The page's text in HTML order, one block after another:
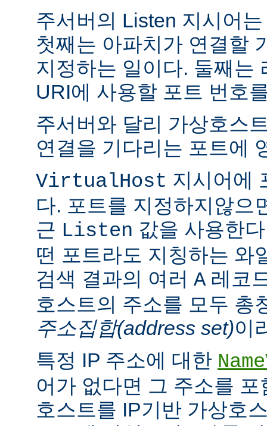
주서버의 Listen 지시어
첫째는 아파치가 연결할
지정하는 일이다. 둘째는
URI에 사용할 포트 번호
주서버와 달리 가상호스
연결을 기다리는 포트에
VirtualHost 지시어에
다. 포트를 지정하지않으
근 Listen 값을 사용한
떤 포트라도 지칭하는 와
검색 결과의 여러 A 레코
호스트의 주소를 모두 총
주소집합(address set)이
특정 IP 주소에 대한
어가 없다면 그 주소를
호스트를 IP기반 가상호